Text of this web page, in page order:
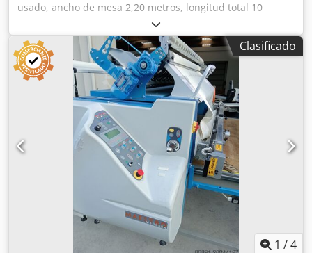
usado, ancho de mesa 2,20 metros, longitud total 10
metros (todo con cinta transportadora). Csdoy Ddq Ijpfx Ak
Hjrf
Clasificado
1 /4